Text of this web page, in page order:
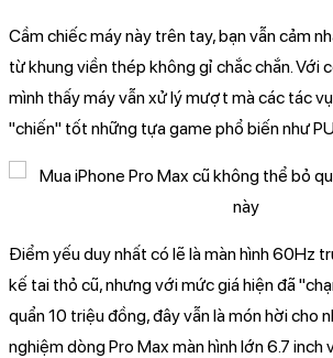
Cầm chiếc máy này trên tay, bạn vẫn cảm
từ khung viền thép không gỉ chắc chắn. Với
mình thấy máy vẫn xử lý mượt mà các tác
"chiến" tốt những tựa game phổ biến như
Điểm yếu duy nhất có lẽ là màn hình 60Hz
kế tai thỏ cũ, nhưng với mức giá hiện đã
quẩn 10 triệu đồng, đây vẫn là món hời cho
nghiệm dòng Pro Max màn hình lớn 6.7 inch